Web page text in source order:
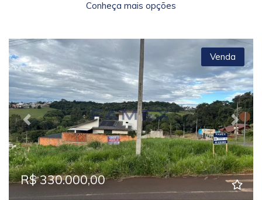
Conheça mais opções
Previous Next
Venda
R$ 330.000,00